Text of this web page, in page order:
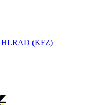
(KFZ)